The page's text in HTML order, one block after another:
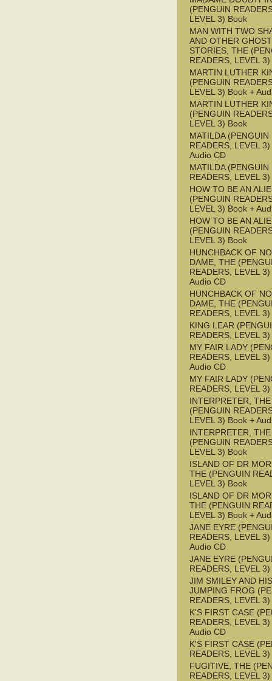
(PENGUIN
LEVEL 3) Book
MAN WITH TWO
AND OTHER GHOST
STORIES, THE
READERS, LEVEL
MARTIN LUTHER
(PENGUIN
LEVEL 3) Book +
MARTIN LUTHER
(PENGUIN
LEVEL 3) Book
MATILDA (PENGUIN
READERS, LEVEL
Audio CD
MATILDA (PENGUIN
READERS, LEVEL
HOW TO BE AN
(PENGUIN
LEVEL 3) Book +
HOW TO BE AN
(PENGUIN
LEVEL 3) Book
HUNCHBACK OF
DAME, THE
READERS, LEVEL
Audio CD
HUNCHBACK OF
DAME, THE
READERS, LEVEL
KING LEAR
READERS, LEVEL
MY FAIR LADY
READERS, LEVEL
Audio CD
MY FAIR LADY
READERS, LEVEL
INTERPRETER, THE
(PENGUIN
LEVEL 3) Book +
INTERPRETER, THE
(PENGUIN
LEVEL 3) Book
ISLAND OF DR
THE (PENGUIN
LEVEL 3) Book
ISLAND OF DR
THE (PENGUIN
LEVEL 3) Book +
JANE EYRE
READERS, LEVEL
Audio CD
JANE EYRE
READERS, LEVEL
JIM SMILEY AND HIS
JUMPING FROG
READERS, LEVEL
K'S FIRST CASE
READERS, LEVEL
Audio CD
K'S FIRST CASE
READERS, LEVEL
FUGITIVE, THE
READERS, LEVEL